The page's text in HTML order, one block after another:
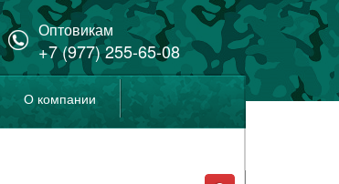
Оптовикам
+7 (977) 255-65-08
О компании